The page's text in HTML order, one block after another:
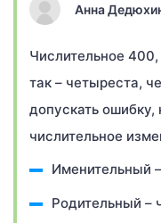
Анна
Числительное
так – четыреста,
допускать ошибку,
числительное
Именительный
Родительный –